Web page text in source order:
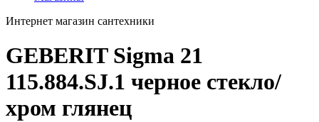
Интернет магазин сантехники
GEBERIT Sigma 21
115.884.SJ.1 черное стекло/
хром глянец